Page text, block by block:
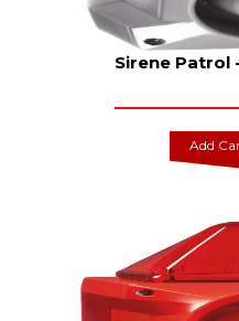
Sirene Patrol
Add